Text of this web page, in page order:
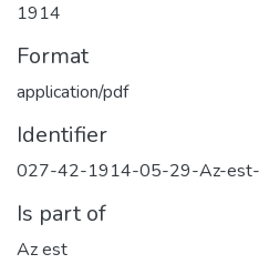
1914
Format
application/pdf
Identifier
027-42-1914-05-29-Az-
Is part of
Az est